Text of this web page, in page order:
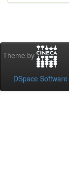
Theme by
DSpace Software